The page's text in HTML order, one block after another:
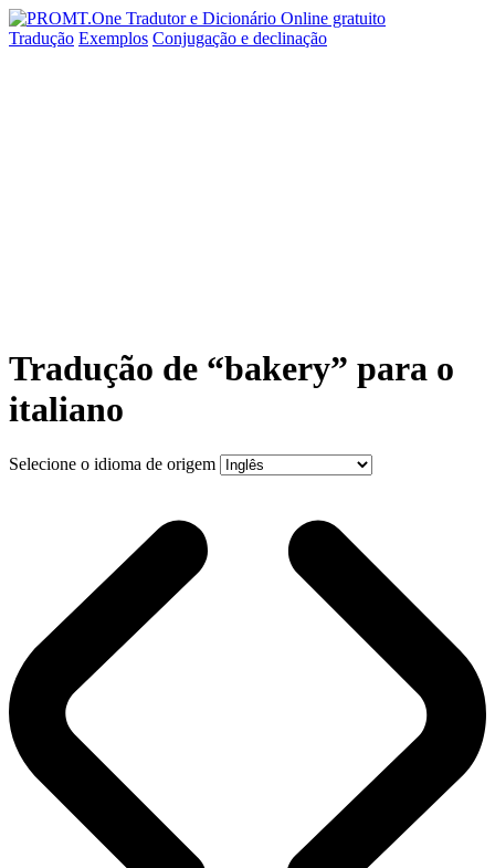
Tradução Exemplos Conjugação e declinação
Tradução de “bakery” para o
italiano
Selecione o idioma de origem